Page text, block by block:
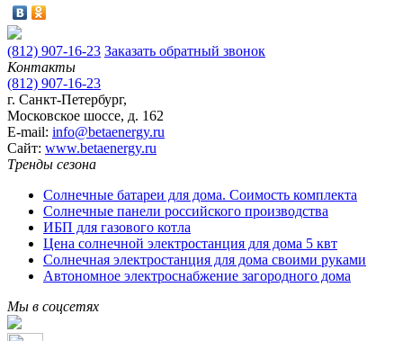
(812) 907-16-23 Заказать обратный звонок
Контакты
(812) 907-16-23
г. Санкт-Петербург,
Московское шоссе, д. 162
E-mail: info@betaenergy.ru
Cайт: www.betaenergy.ru
Тренды сезона
Солнечные батареи для дома. Соимость комплекта
Солнечные панели российского производства
ИБП для газового котла
Цена солнечной электростанция для дома 5 квт
Солнечная электростанция для дома своими руками
Автономное электроснабжение загородного дома
Мы в соцсетях